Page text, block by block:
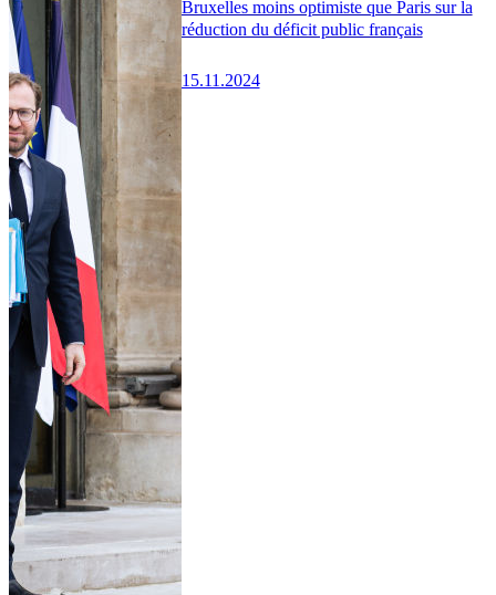
Bruxelles moins optimiste que Paris sur la
réduction du déficit public français
15.11.2024